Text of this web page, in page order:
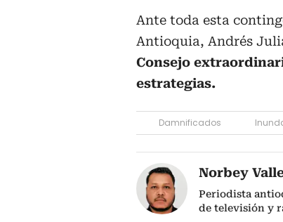
Ante toda esta
Antioquia, Andrés
Consejo
estrategias.
Damnificados
Norbey
Periodista
de televisión y